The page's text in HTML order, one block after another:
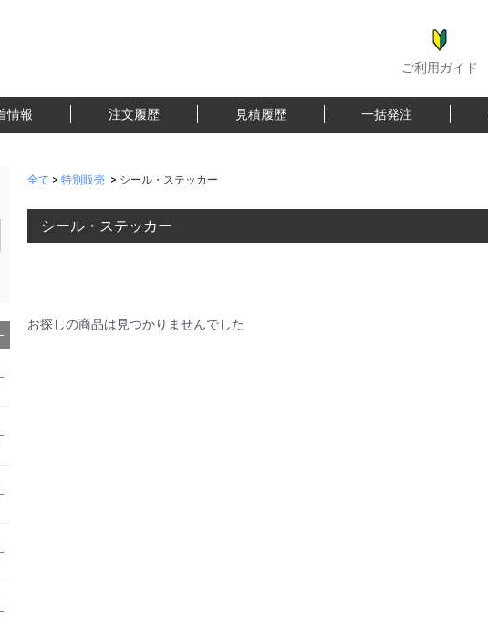
ご利用ガイド
情報 注文履歴 見積履歴 一括発注
全て > 特別販売 > シール・ステッカー
シール・ステッカー
お探しの商品は見つかりませんでした